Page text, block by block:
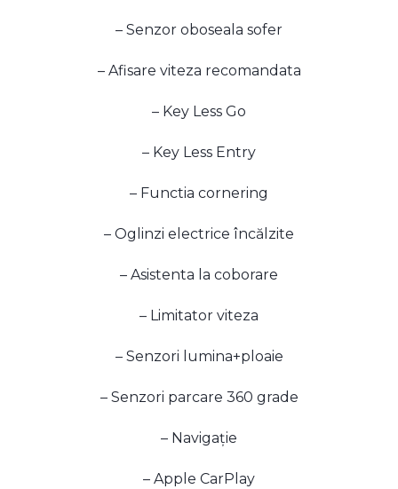
– Senzor oboseala sofer
– Afisare viteza recomandata
– Key Less Go
– Key Less Entry
– Functia cornering
– Oglinzi electrice încălzite
– Asistenta la coborare
– Limitator viteza
– Senzori lumina+ploaie
– Senzori parcare 360 grade
– Navigație
– Apple CarPlay